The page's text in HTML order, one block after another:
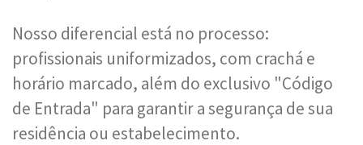
Nosso diferencial está no processo:
profissionais uniformizados, com crachá e
horário marcado, além do exclusivo "Código
de Entrada" para garantir a segurança de sua
residência ou estabelecimento.